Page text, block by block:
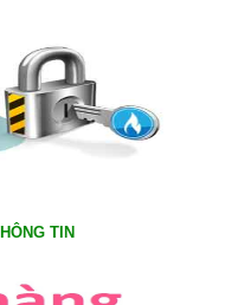
TIN